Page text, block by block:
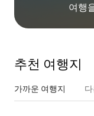
여행
추천 여행지
가까운 여행지